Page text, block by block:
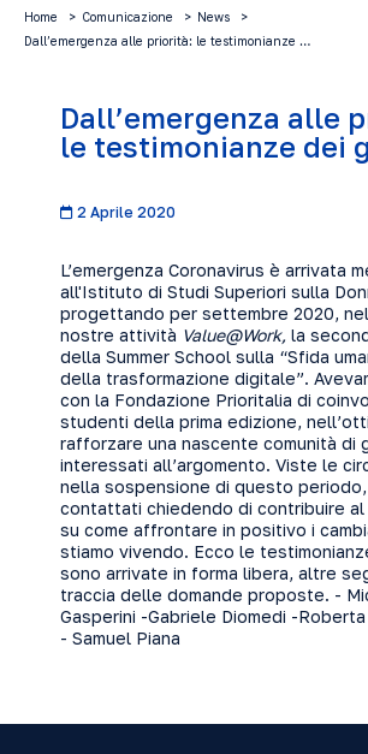
Home Comunicazione
News
Dall’emergenza alle priorità: le testimonianze …
Dall’emergenza alle
le testimonianze dei
2 Aprile 2020
L’emergenza Coronavirus è arrivata
all'Istituto di Studi Superiori sulla
progettando per settembre 2020,
nostre attività Value@Work, la
della Summer School sulla “Sfida
della trasformazione digitale”.
con la Fondazione Prioritalia di
studenti della prima edizione,
rafforzare una nascente comunità di
interessati all’argomento. Viste le
nella sospensione di questo periodo,
contattati chiedendo di contribuire
su come affrontare in positivo i
stiamo vivendo. Ecco le
sono arrivate in forma libera, altre
traccia delle domande proposte. -
Gasperini -Gabriele Diomedi -Roberta
- Samuel Piana